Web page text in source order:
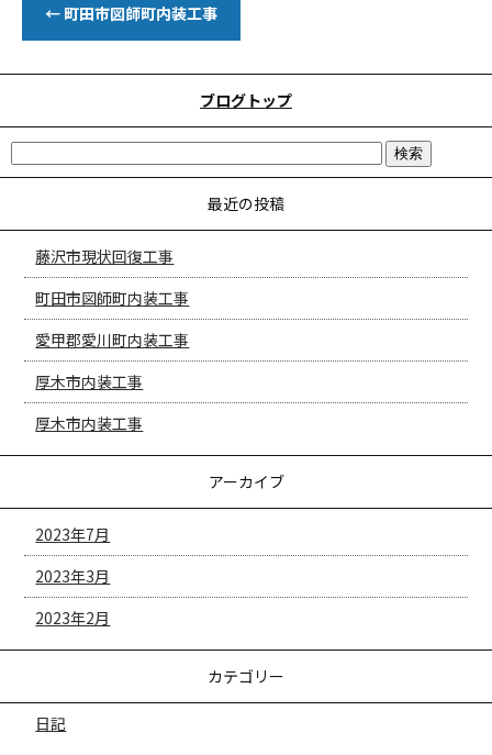
← 町田市図師町内装工事
ブログトップ
最近の投稿
藤沢市現状回復工事
町田市図師町内装工事
愛甲郡愛川町内装工事
厚木市内装工事
厚木市内装工事
アーカイブ
2023年7月
2023年3月
2023年2月
カテゴリー
日記